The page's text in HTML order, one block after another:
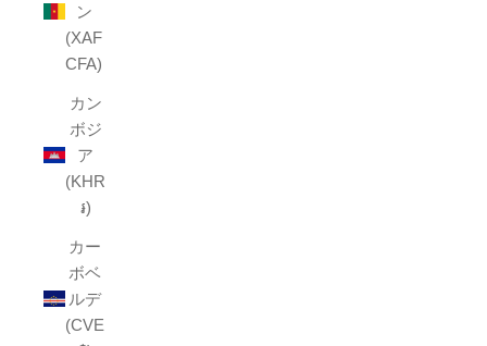
ン
(XAF
CFA)
カン
ボジ
ア
(KHR
៛)
カー
ボベ
ルデ
(CVE